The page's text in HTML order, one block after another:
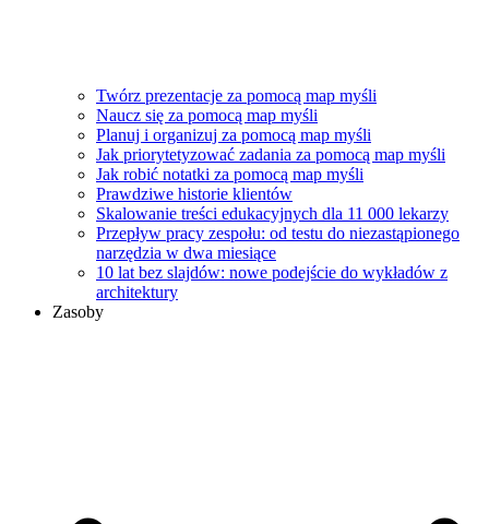
Twórz prezentacje za pomocą map myśli
Naucz się za pomocą map myśli
Planuj i organizuj za pomocą map myśli
Jak priorytetyzować zadania za pomocą map myśli
Jak robić notatki za pomocą map myśli
Prawdziwe historie klientów
Skalowanie treści edukacyjnych dla 11 000 lekarzy
Przepływ pracy zespołu: od testu do niezastąpionego
narzędzia w dwa miesiące
10 lat bez slajdów: nowe podejście do wykładów z
architektury
Zasoby